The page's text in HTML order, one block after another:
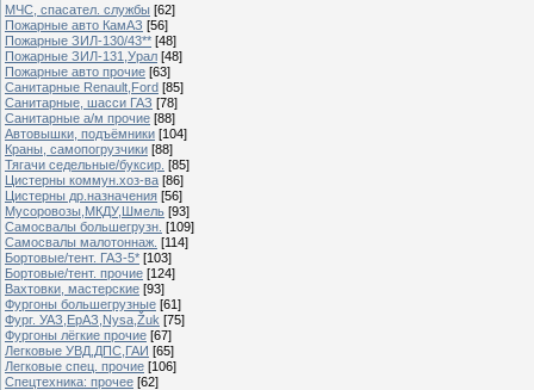
МЧС, спасател. службы [62]
Пожарные авто КамАЗ [56]
Пожарные ЗИЛ-130/43** [48]
Пожарные ЗИЛ-131,Урал [48]
Пожарные авто прочие [63]
Санитарные Renault,Ford [85]
Санитарные, шасси ГАЗ [78]
Санитарные а/м прочие [88]
Автовышки, подъёмники [104]
Краны, самопогрузчики [88]
Тягачи седельные/буксир. [85]
Цистерны коммун.хоз-ва [86]
Цистерны др.назначения [56]
Мусоровозы,МКДУ,Шмель [93]
Самосвалы большегрузн. [109]
Самосвалы малотоннаж. [114]
Бортовые/тент. ГАЗ-5* [103]
Бортовые/тент. прочие [124]
Вахтовки, мастерские [93]
Фургоны большегрузные [61]
Фург. УАЗ,ЕрАЗ,Nysa,Žuk [75]
Фургоны лёгкие прочие [67]
Легковые УВД,ДПС,ГАИ [65]
Легковые спец. прочие [106]
Спецтехника: прочее [62]